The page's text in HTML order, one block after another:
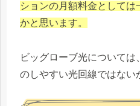
ションの月額料金としては
かと思います。
ビッグローブ光について
のしやすい光回線ではない